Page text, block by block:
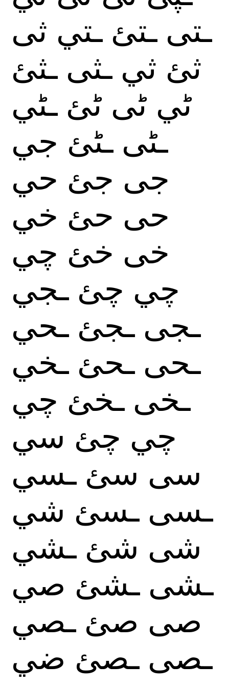
ـتى ـتئ ـتي ثى
ثئ ثي ـثى ـثئ
ٹي ٹى ٹئ ـٹي
ـٹى ـٹئ جي
جى جئ حي
حى حئ خي
خى خئ چي
چي چئ ـجي
ـجى ـجئ ـحي
ـحى ـحئ ـخي
ـخى ـخئ چي
چي چئ سي
سى سئ ـسي
ـسى ـسئ شي
شى شئ ـشي
ـشى ـشئ صي
صى صئ ـصي
ـصى ـصئ ضي